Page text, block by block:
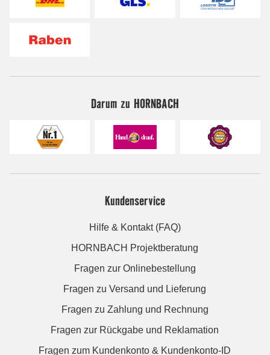
Darum zu HORNBACH
Kundenservice
Hilfe & Kontakt (FAQ)
HORNBACH Projektberatung
Fragen zur Onlinebestellung
Fragen zu Versand und Lieferung
Fragen zu Zahlung und Rechnung
Fragen zur Rückgabe und Reklamation
Fragen zum Kundenkonto & Kundenkonto-ID